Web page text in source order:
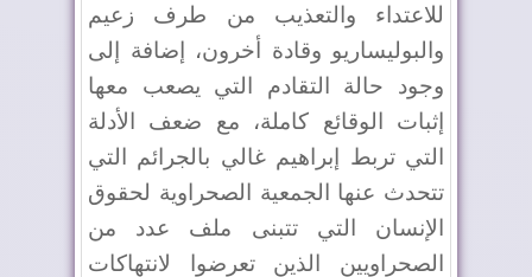
للاعتداء والتعذيب من طرف زعيم
والبوليساريو وقادة أخرون، إضافة إلى
وجود حالة التقادم التي يصعب معها
إثبات الوقائع كاملة، مع ضعف الأدلة
التي تربط إبراهيم غالي بالجرائم التي
تتحدث عنها الجمعية الصحراوية لحقوق
الإنسان التي تتبنى ملف عدد من
الصحراويين الذين تعرضوا لانتهاكات